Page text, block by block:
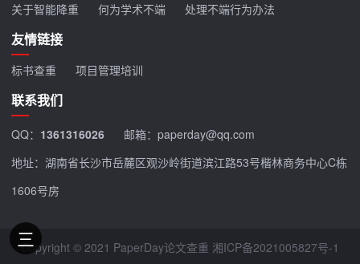
关于智能降重 何为学术不端 处理不端行为办法
友情链接
标书查重 项目管理培训
联系我们
QQ： 1361316026
邮箱：paperday@qq.com
地址：湖南省长沙市岳麓区观沙岭街道滨江路53号楷林商务中心C栋
1606号房
Copyright © 2021 PaperDay论文查重 湘ICP备2021005827号-1